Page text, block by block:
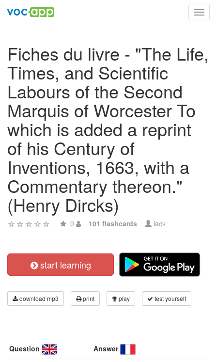
Fiches du livre - "The Life,
Times, and Scientific
Labours of the Second
Marquis of Worcester To
which is added a reprint
of his Century of
Inventions, 1663, with a
Commentary thereon."
(Henry Dircks)
0 101 flashcards lack
start learning
download mp3 print play test yourself
Question Answer